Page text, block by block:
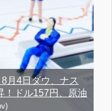
月4日ダウ、ナス
！ドル157円、原油